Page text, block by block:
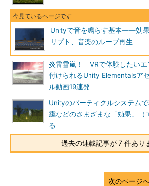
Unityで音を鳴らす基本――効果
リプト、音楽のループ再生
炎雷雪嵐！ VRで体験したいエ
付けられるUnity Elementalsア
ル動画19連発
Unityのパーティクルシステムで
靄などのさまざまな「効果」（
る
過去の連載記事が 7 件あり
次のページへ